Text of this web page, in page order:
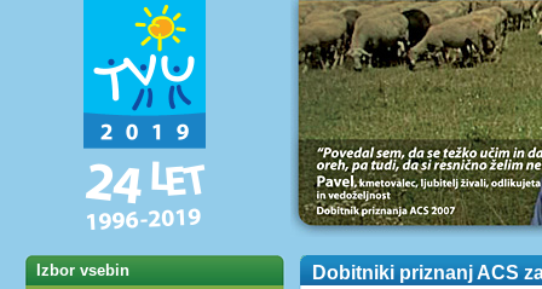
Izbor vsebin Dobitniki priznanj ACS